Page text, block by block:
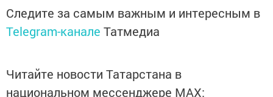
Следите за самым важным и интересным в
Telegram-канале Татмедиа
Читайте новости Татарстана в
национальном мессенджере MАХ: